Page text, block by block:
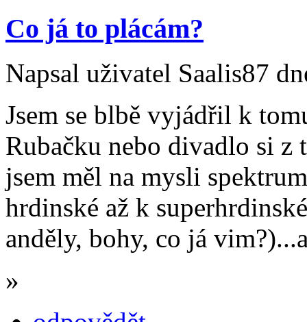
Co já to plácám?
Napsal uživatel Saalis87
Jsem se blbě vyjádřil k
Rubačku nebo divadlo si z
jsem měl na mysli
hrdinské až k
anděly, bohy, co já
»